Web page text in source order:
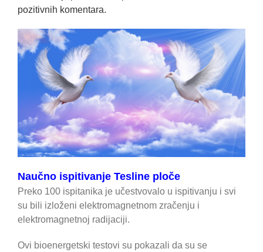
pozitivnih komentara.
Naučno ispitivanje Tesline ploče
Preko 100 ispitanika je učestvovalo u ispitivanju i svi
su bili izloženi elektromagnetnom zračenju i
elektromagnetnoj radijaciji.
Ovi bioenergetski testovi su pokazali da su se